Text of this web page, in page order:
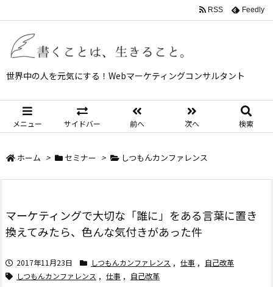
世界中の人を元気にする！Webマーケティングコンサルタント
メニュー サイドバー 前へ 次へ 検索
RSS Feedly
ホーム > セミナー > しつもんカンファレンス
マーケティングで大切な「誰に」をある言葉に置き
換えてみたら、色んな気付きがあった件
2017年11月23日 しつもんカンファレンス , 仕事 , 自己改革
しつもんカンファレンス , 仕事 , 自己改革